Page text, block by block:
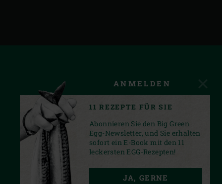
ANMELDEN
11 REZEPTE FÜR SIE
Abonnieren Sie den Big Green
Egg-Newsletter, und Sie erhalten
sofort ein E-Book mit den 11
leckersten EGG-Rezepten!
JA, GERNE